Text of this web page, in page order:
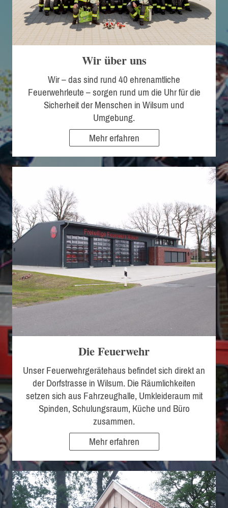
Wir über uns
Wir – das sind rund 40 ehrenamtliche
Feuerwehrleute – sorgen rund um die Uhr für die
Sicherheit der Menschen in Wilsum und
Umgebung.
Mehr erfahren
Die Feuerwehr
Unser Feuerwehrgerätehaus befindet sich direkt an
der Dorfstrasse in Wilsum. Die Räumlichkeiten
setzen sich aus Fahrzeughalle, Umkleideraum mit
Spinden, Schulungsraum, Küche und Büro
zusammen.
Mehr erfahren